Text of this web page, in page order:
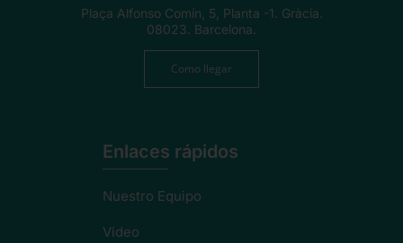
Enlaces rápidos
Nuestro Equipo
Video
Plaça Alfonso Comín, 5, Planta -1. Gràcia.
08023. Barcelona.
Como llegar